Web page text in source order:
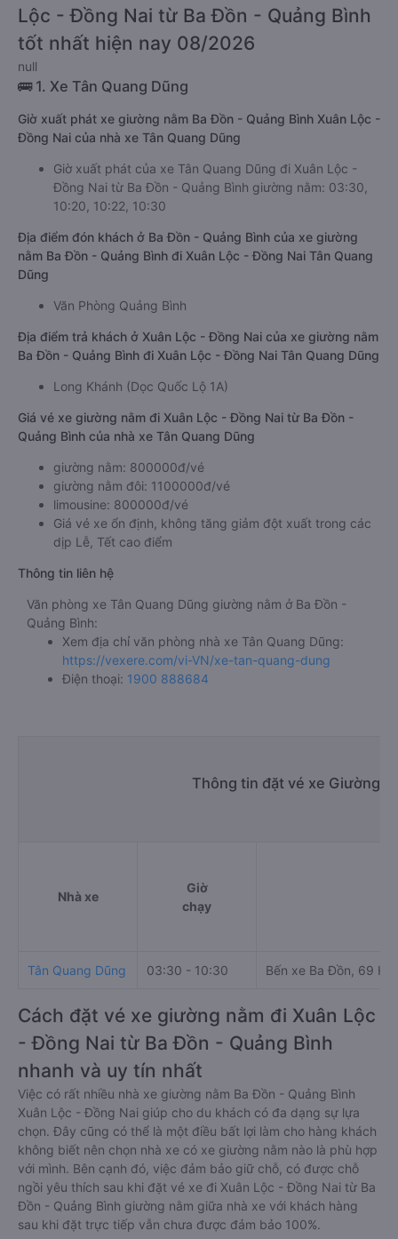
Lộc - Đồng Nai từ Ba Đồn - Quảng Bình
tốt nhất hiện nay 08/2026
null
🚌 1. Xe Tân Quang Dũng
Giờ xuất phát xe giường nằm Ba Đồn - Quảng Bình Xuân Lộc -
Đồng Nai của nhà xe Tân Quang Dũng
Giờ xuất phát của xe Tân Quang Dũng đi Xuân Lộc -
Đồng Nai từ Ba Đồn - Quảng Bình giường nằm: 03:30,
10:20, 10:22, 10:30
Địa điểm đón khách ở Ba Đồn - Quảng Bình của xe giường
nằm Ba Đồn - Quảng Bình đi Xuân Lộc - Đồng Nai Tân Quang
Dũng
Văn Phòng Quảng Bình
Địa điểm trả khách ở Xuân Lộc - Đồng Nai của xe giường nằm
Ba Đồn - Quảng Bình đi Xuân Lộc - Đồng Nai Tân Quang Dũng
Long Khánh (Dọc Quốc Lộ 1A)
Giá vé xe giường nằm đi Xuân Lộc - Đồng Nai từ Ba Đồn -
Quảng Bình của nhà xe Tân Quang Dũng
giường nằm: 800000đ/vé
giường nằm đôi: 1100000đ/vé
limousine: 800000đ/vé
Giá vé xe ổn định, không tăng giảm đột xuất trong các
dịp Lễ, Tết cao điểm
Thông tin liên hệ
Văn phòng xe Tân Quang Dũng giường nằm ở Ba Đồn -
Quảng Bình:
Xem địa chỉ văn phòng nhà xe Tân Quang Dũng:
https://vexere.com/vi-VN/xe-tan-quang-dung
Điện thoại: 1900 888684
Thông tin đặt vé xe Giường
Nhà xe
Giờ
chạy
Tân Quang Dũng 03:30 - 10:30 Bến xe Ba Đồn, 69
Cách đặt vé xe giường nằm đi Xuân Lộc
- Đồng Nai từ Ba Đồn - Quảng Bình
nhanh và uy tín nhất
Việc có rất nhiều nhà xe giường nằm Ba Đồn - Quảng Bình
Xuân Lộc - Đồng Nai giúp cho du khách có đa dạng sự lựa
chọn. Đây cũng có thể là một điều bất lợi làm cho hàng khách
không biết nên chọn nhà xe có xe giường nằm nào là phù hợp
với mình. Bên cạnh đó, việc đảm bảo giữ chỗ, có được chỗ
ngồi yêu thích sau khi đặt vé xe đi Xuân Lộc - Đồng Nai từ Ba
Đồn - Quảng Bình giường nằm giữa nhà xe với khách hàng
sau khi đặt trực tiếp vẫn chưa được đảm bảo 100%.